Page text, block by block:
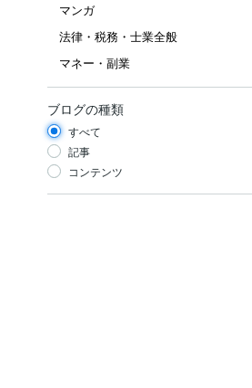
マンガ
法律・税務・士業全般
マネー・副業
ブログの種類
すべて
記事
コンテンツ